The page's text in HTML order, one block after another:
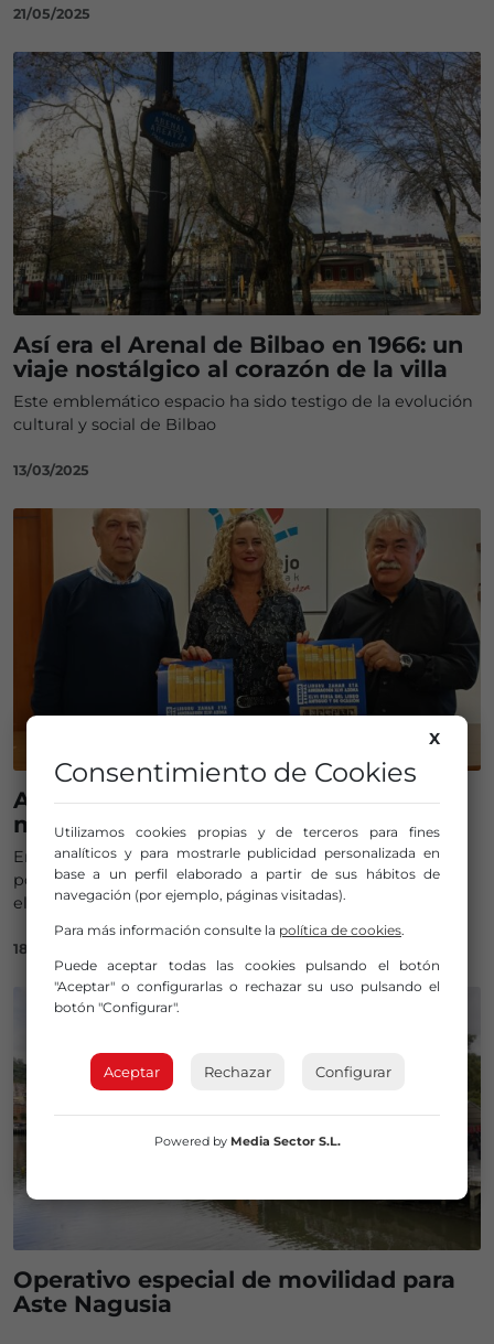
21/05/2025
Así era el Arenal de Bilbao en 1966: un
viaje nostálgico al corazón de la villa
Este emblemático espacio ha sido testigo de la evolución
cultural y social de Bilbao
13/03/2025
Asier Muniategi: «Un libro cuesta lo
mismo que un café»
En la Feria del Libro Antiguo y de Ocasión de Bilbao se
podrán encontrar libros de 100 años y otros actuales, por
el 20% de su precio original
18/10/2024
Operativo especial de movilidad para
Aste Nagusia
X
Consentimiento de Cookies
Utilizamos cookies propias y de terceros para fines
analíticos y para mostrarle publicidad personalizada en
base a un perfil elaborado a partir de sus hábitos de
navegación (por ejemplo, páginas visitadas).
Para más información consulte la política de cookies.
Puede aceptar todas las cookies pulsando el botón
"Aceptar" o configurarlas o rechazar su uso pulsando el
botón "Configurar".
Aceptar Rechazar Configurar
Powered by Media Sector S.L.